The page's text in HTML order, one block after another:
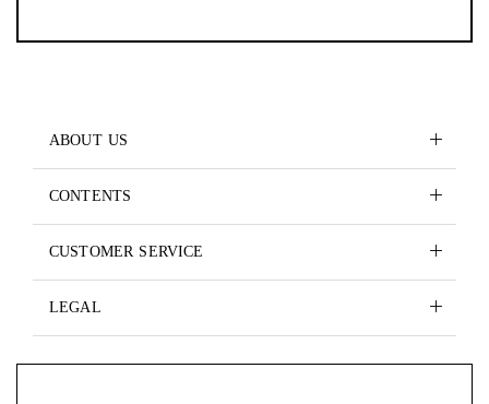
ABOUT US
CONTENTS
CUSTOMER SERVICE
LEGAL